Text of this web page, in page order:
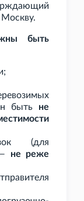
Москву.
быть
быть не
(для
не реже